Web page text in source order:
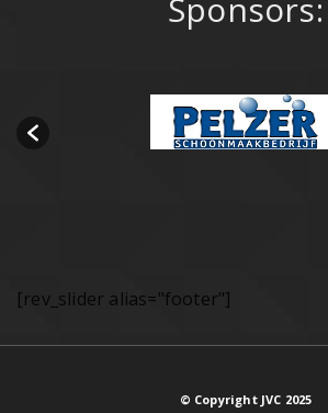
Sponsors:
[rev_slider alias="footer"]
© Copyright JVC 2025